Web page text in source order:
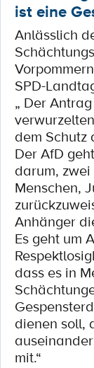
ist eine
Anlässlich
SPD-
„ Der
dem Schutz
Der AfD
darum,
Menschen,
Anhänger
Es geht um
dass es in
dienen soll,
mit.“